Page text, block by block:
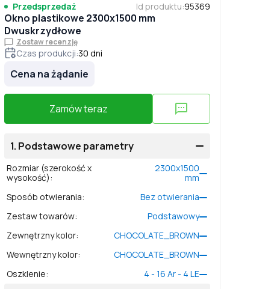
Przedsprzedaż Id produktu:95369
Okno plastikowe 2300x1500 mm
Dwuskrzydłowe
Zostaw recenzję
Czas produkcji:30 dni
Cena na żądanie
Zamów teraz
1. Podstawowe parametry
Rozmiar (szerokość x
wysokość):
2300x1500
mm
Sposób otwierania:
Bez otwierania
Zestaw towarów:
Podstawowy
Zewnętrzny kolor:
CHOCOLATE_BROWN
Wewnętrzny kolor:
CHOCOLATE_BROWN
Oszklenie: 4 - 16 Ar - 4 LE